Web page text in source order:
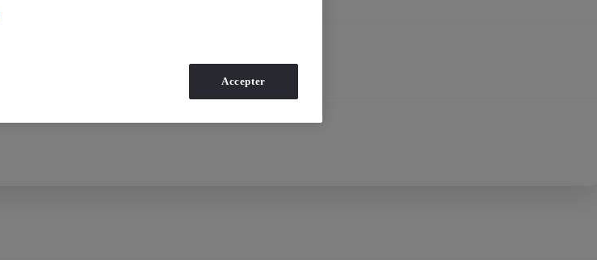
Accepter